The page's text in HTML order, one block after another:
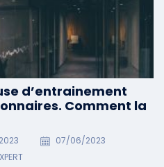
d’entrainement
Comment la
07/06/2023